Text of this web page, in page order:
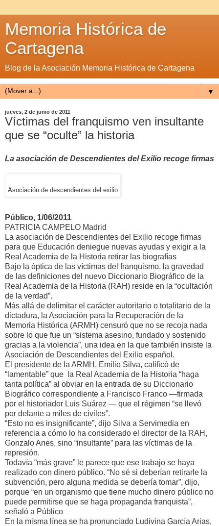
Memoria Histórica de
Cartagena
Blog de la Asociación Memoria Histórica de Cartagena
▼
jueves, 2 de junio de 2011
Víctimas del franquismo ven insultante
que se “oculte” la historia
La asociación de Descendientes del Exilio recoge firmas
Asociación de descendientes del exilio
Público, 1/06/2011
PATRICIA CAMPELO Madrid
La asociación de Descendientes del Exilio recoge firmas
para que Educación deniegue nuevas ayudas y exigir a la
Real Academia de la Historia retirar las biografías
Bajo la óptica de las víctimas del franquismo, la gravedad
de las definiciones del nuevo Diccionario Biográfico de la
Real Academia de la Historia (RAH) reside en la “ocultación
de la verdad”.
Más allá de delimitar el carácter autoritario o totalitario de la
dictadura, la Asociación para la Recuperación de la
Memoria Histórica (ARMH) censuró que no se recoja nada
sobre lo que fue un “sistema asesino, fundado y sostenido
gracias a la violencia”, una idea en la que también insiste la
Asociación de Descendientes del Exilio español.
El presidente de la ARMH, Emilio Silva, calificó de
“lamentable” que la Real Academia de la Historia “haga
tanta política” al obviar en la entrada de su Diccionario
Biográfico correspondiente a Francisco Franco —firmada
por el historiador Luis Suárez — que el régimen “se llevó
por delante a miles de civiles”.
“Esto no es insignificante”, dijo Silva a Servimedia en
referencia a cómo lo ha considerado el director de la RAH,
Gonzalo Anes, sino “insultante” para las víctimas de la
represión.
Todavía “más grave” le parece que ese trabajo se haya
realizado con dinero público. “No sé si deberían retirarle la
subvención, pero alguna medida se debería tomar”, dijo,
porque “en un organismo que tiene mucho dinero público no
puede permitirse que se haga propaganda franquista”,
señaló a Público
En la misma línea se ha pronunciado Ludivina García Arias,